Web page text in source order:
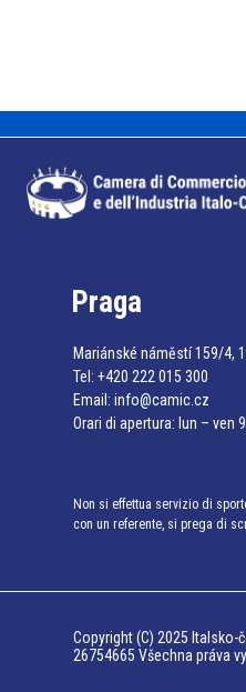
Praga
Mariánské náměstí 159/4,
Tel: +420 222 015 300
Email: info@camic.cz
Orari di apertura: lun – ven
Non si effettua servizio di
con un referente, si prega di
Copyright (C) 2025 Italsko-
26754665 Všechna práva